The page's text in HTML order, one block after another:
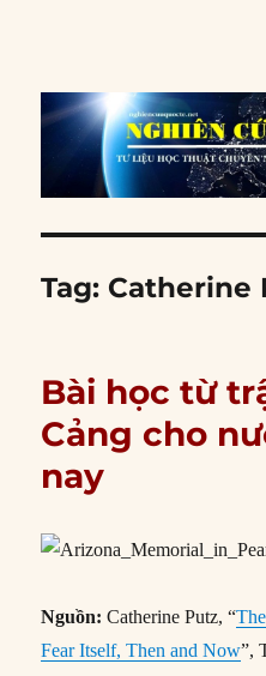
Tag: Catherine
Bài học từ
Cảng cho
nay
Nguồn: Catherine Putz, “
Fear Itself, Then and Now”,